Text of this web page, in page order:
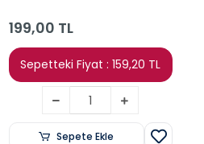
199,00 TL
Sepetteki Fiyat : 159,20 TL
Sepete Ekle